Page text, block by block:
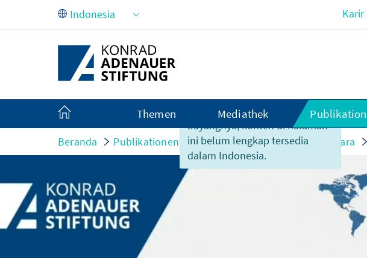
Skip to Main Content
Sayangnya, konten di halaman
ini belum lengkap tersedia
dalam Indonesia.
Karir
Themen Mediathek
Beranda Publikationen Partisipasi-partisipasi dalam acara